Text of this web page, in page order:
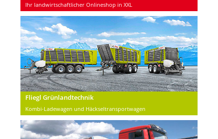
Ihr landwirtschaftlicher Onlineshop in XXL
Fliegl Grünlandtechnik
Kombi-Ladewagen und Häckseltransportwagen